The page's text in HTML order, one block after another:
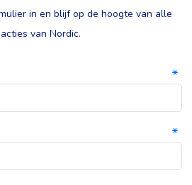
in en blijf op de hoogte van alle
van Nordic.